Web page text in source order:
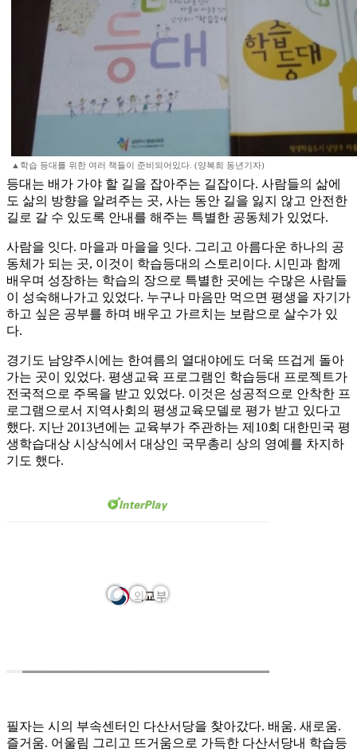
▲학습 등대를 위한 여러 책들이 준비되어있다. (양복희 동년기자)
등대는 배가 가야 할 길을 잡아주는 길잡이다. 사람들의 삶에
도 삶의 방향을 알려주는 곳, 사는 동안 길을 잃지 않고 안전한
길로 갈 수 있도록 안내를 해주는 특별한 공동체가 있었다.
사람을 잇다. 마을과 마을을 잇다. 그리고 아름다운 하나의 공
동체가 되는 곳, 이것이 학습등대의 스토리이다. 시민과 함께
배우며 성장하는 학습의 장으로 특별한 곳에는 수많은 사람들
이 성숙해나가고 있었다. 누구나 마음만 먹으면 평생을 자기가
하고 싶은 공부를 하며 배우고 가르치는 보람으로 살수가 있
다.
경기도 남양주시에는 한여름의 열대야에도 더욱 뜨겁게 돌아
가는 곳이 있었다. 평생교육 프로그램인 학습등대 프로젝트가
전국적으로 주목을 받고 있었다. 이것은 성공적으로 안착한 프
로그램으로서 지역사회의 평생교육모델로 평가 받고 있다고
했다. 지난 2013년에는 교육부가 주관하는 제10회 대한민국 평
생학습대상 시상식에서 대상인 국무총리 상의 영예를 차지하
기도 했다.
필자는 시의 부속센터인 다산서당을 찾아갔다. 배움. 새로움.
즐거움. 어울림 그리고 뜨거움으로 가득한 다산서당내 학습등